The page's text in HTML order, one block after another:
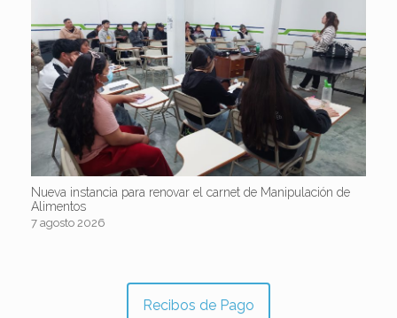
Nueva instancia para renovar el carnet de Manipulación de
Alimentos
7 agosto 2026
Recibos de Pago